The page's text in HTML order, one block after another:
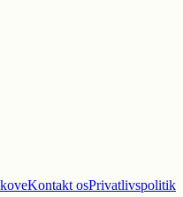
Kontakt osPrivatlivspolitik